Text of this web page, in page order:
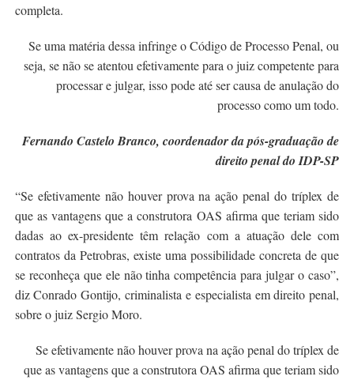
completa.
Se uma matéria dessa infringe o Código de Processo Penal, ou
seja, se não se atentou efetivamente para o juiz competente para
processar e julgar, isso pode até ser causa de anulação do
processo como um todo.
Fernando Castelo Branco, coordenador da pós-graduação de
direito penal do IDP-SP
“Se efetivamente não houver prova na ação penal do tríplex de
que as vantagens que a construtora OAS afirma que teriam sido
dadas ao ex-presidente têm relação com a atuação dele com
contratos da Petrobras, existe uma possibilidade concreta de que
se reconheça que ele não tinha competência para julgar o caso”,
diz Conrado Gontijo, criminalista e especialista em direito penal,
sobre o juiz Sergio Moro.
Se efetivamente não houver prova na ação penal do tríplex de
que as vantagens que a construtora OAS afirma que teriam sido